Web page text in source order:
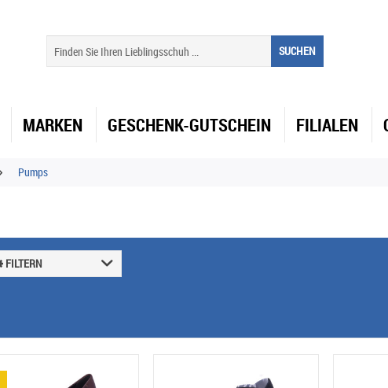
SUCHEN
MARKEN GESCHENK-GUTSCHEIN FILIALEN
Pumps
FILTERN